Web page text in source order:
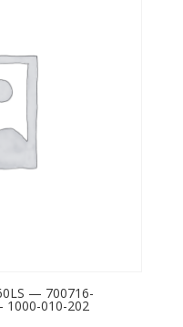
— 700716-
010-202